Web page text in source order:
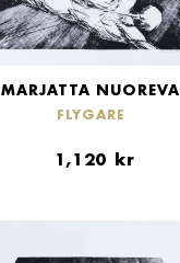
MARJATTA NUOREVA
FLYGARE
1,120 kr